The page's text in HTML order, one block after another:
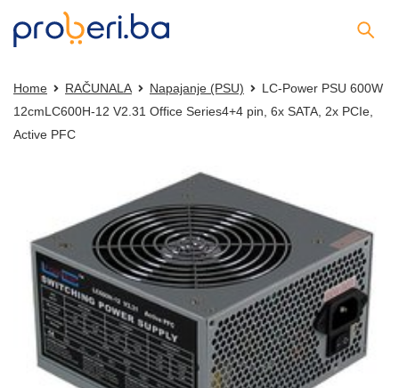
Home RAČUNALA Napajanje (PSU)
LC-Power PSU 600W
12cmLC600H-12 V2.31 Office Series4+4 pin, 6x SATA, 2x PCIe,
Active PFC